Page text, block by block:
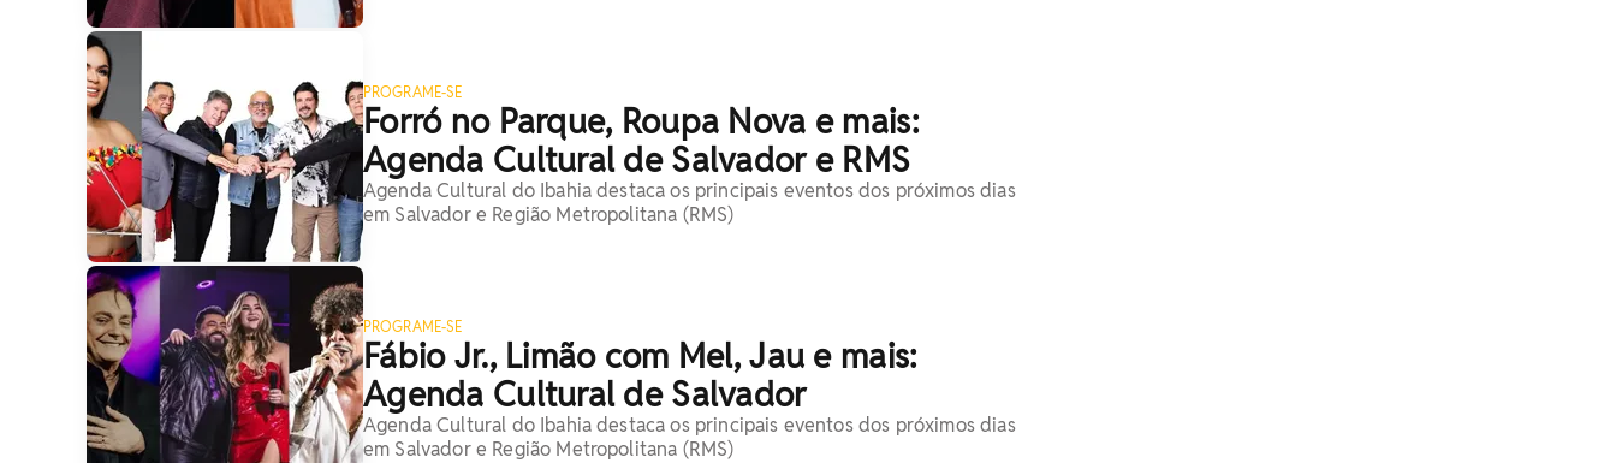
PROGRAME-SE
Forró no Parque, Roupa Nova e mais:
Agenda Cultural de Salvador e RMS
Agenda Cultural do Ibahia destaca os principais eventos dos próximos dias
em Salvador e Região Metropolitana (RMS)
PROGRAME-SE
Fábio Jr., Limão com Mel, Jau e mais:
Agenda Cultural de Salvador
Agenda Cultural do Ibahia destaca os principais eventos dos próximos dias
em Salvador e Região Metropolitana (RMS)